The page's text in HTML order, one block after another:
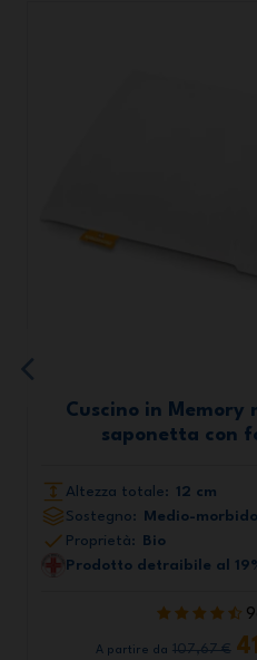
Cuscino in Memory
saponetta con
Altezza totale: 12 cm
Sostegno: Medio-morbido
Proprietà: Bio
Prodotto detraibile al
A partire da 107,67 €